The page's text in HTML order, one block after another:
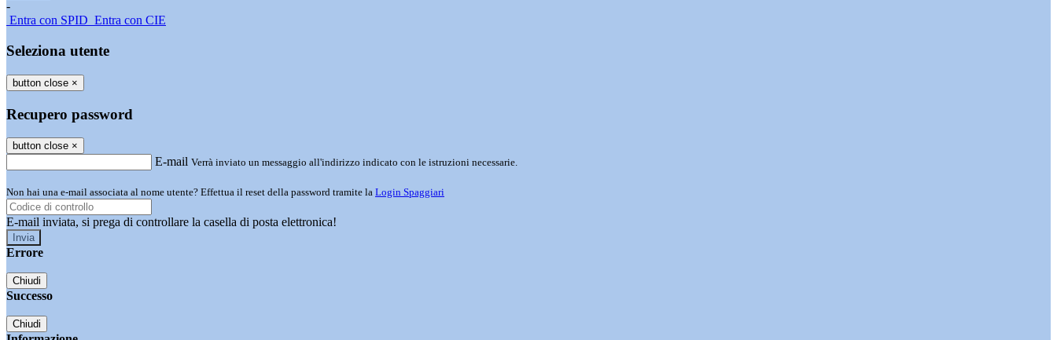
-
Entra con SPID Entra con CIE
Seleziona utente
button close ×
Recupero password
button close ×
E-mail Verrà inviato un messaggio all'indirizzo indicato con le istruzioni necessarie.
Non hai una e-mail associata al nome utente? Effettua il reset della password tramite la Login Spaggiari
E-mail inviata, si prega di controllare la casella di posta elettronica!
Errore
Chiudi
Successo
Chiudi